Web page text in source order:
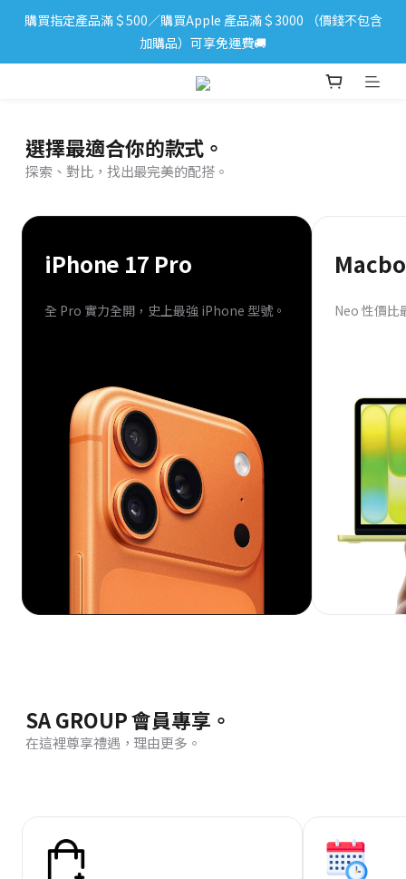
iPhone 17 系列新登場！立即訂購
購買指定產品滿＄500／購買Apple 產品滿＄3000 （價錢不包含
加購品）可享免運費🚚
iPhone 17 系列新登場！立即訂購
選擇最適合你的款式。
探索、對比，找出最完美的配搭。
iPhone 17 Pro
全 Pro 實力全開，史上最強 iPhone 型號。 Neo 性價比
SA GROUP 會員專享。
在這裡尊享禮遇，理由更多。